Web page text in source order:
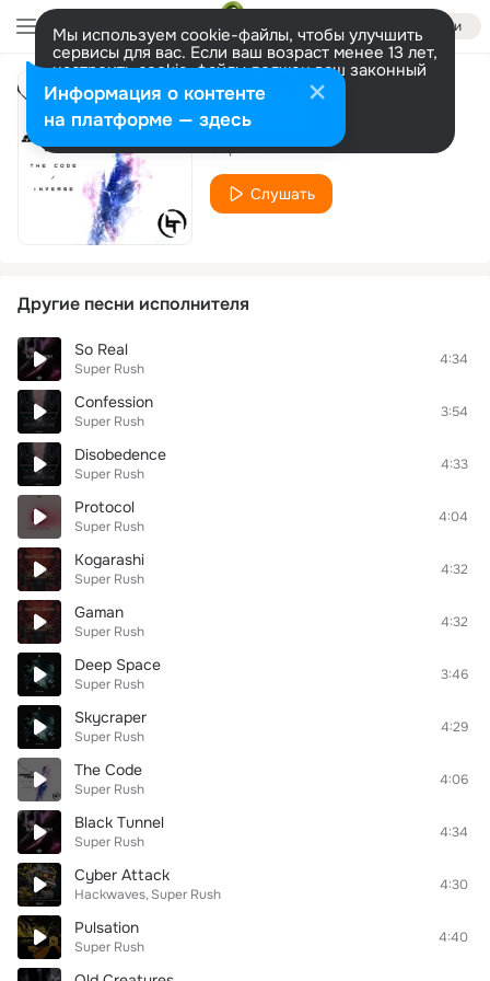
Войти
Мы используем cookie-файлы, чтобы улучшить
сервисы для вас. Если ваш возраст менее 13 лет,
настроить cookie-файлы должен ваш законный
представитель. Больше информации
Разрешить все Настроить
Inverse
Super Rush
Слушать
Другие песни исполнителя
So Real
Super Rush
4:34
Confession
Super Rush
3:54
Disobedence
Super Rush
4:33
Protocol
Super Rush
4:04
Kogarashi
Super Rush
4:32
Gaman
Super Rush
4:32
Deep Space
Super Rush
3:46
Skycraper
Super Rush
4:29
The Code
Super Rush
4:06
Black Tunnel
Super Rush
4:34
Cyber Attack
Hackwaves Super Rush
4:30
Pulsation
Super Rush
4:40
Информация о контенте
на платформе — здесь